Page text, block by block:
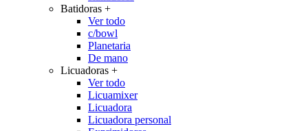
Batidoras +
Ver todo
c/bowl
Planetaria
De mano
Licuadoras +
Ver todo
Licuamixer
Licuadora
Licuadora personal